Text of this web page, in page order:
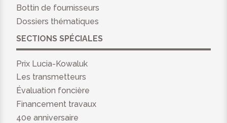
Bottin de fournisseurs
Dossiers thématiques
SECTIONS SPÉCIALES
Prix Lucia-Kowaluk
Les transmetteurs
Évaluation foncière
Financement travaux
40e anniversaire